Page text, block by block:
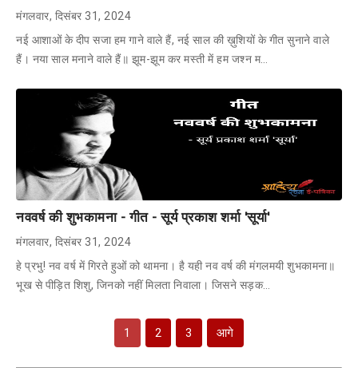
मंगलवार, दिसंबर 31, 2024
नई आशाओं के दीप सजा हम गाने वाले हैं, नई साल की ख़ुशियों के गीत सुनाने वाले
हैं। नया साल मनाने वाले हैं॥ झूम-झूम कर मस्ती में हम जश्न म…
नववर्ष की शुभकामना - गीत - सूर्य प्रकाश शर्मा 'सूर्या'
मंगलवार, दिसंबर 31, 2024
हे प्रभु! नव वर्ष में गिरते हुओं को थामना। है यही नव वर्ष की मंगलमयी शुभकामना॥
भूख से पीड़ित शिशु, जिनको नहीं मिलता निवाला। जिसने सड़क…
1 2 3 आगे